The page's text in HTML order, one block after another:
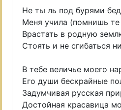
Не ты ль под бурями
Меня учила (помнишь те
Врастать в родную
Стоять и не сгибаться
В тебе величье моего
Его души бескрайные
Задумчивая русская
Достойная красавица